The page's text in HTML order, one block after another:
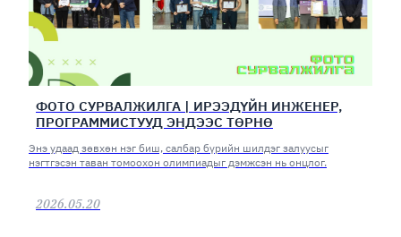
ФОТО СУРВАЛЖИЛГА | ИРЭЭДҮЙН ИНЖЕНЕР,
ПРОГРАММИСТУУД ЭНДЭЭС ТӨРНӨ
Энэ удаад зөвхөн нэг биш, салбар бүрийн шилдэг залуусыг
нэгтгэсэн таван томоохон олимпиадыг дэмжсэн нь онцлог.
2026.05.20